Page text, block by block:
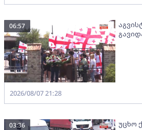
06:57
2026/08/07 21:28
უცხო
03:36